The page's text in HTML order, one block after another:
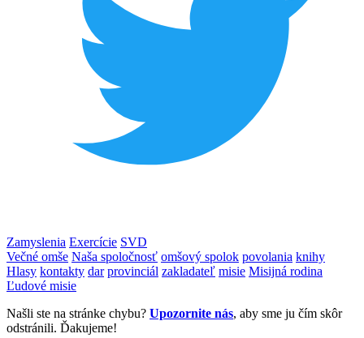
Zamyslenia Exercície SVD
Večné omše Naša spoločnosť omšový spolok povolania knihy
Hlasy kontakty dar provinciál zakladateľ misie Misijná rodina
Ľudové misie
Našli ste na stránke chybu? Upozornite nás, aby sme ju čím skôr
odstránili. Ďakujeme!